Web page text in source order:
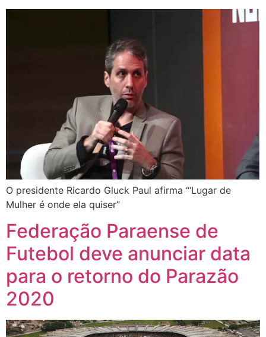
O presidente Ricardo Gluck Paul afirma “‘Lugar de
Mulher é onde ela quiser”
Federação Paraense de
Futebol deve anunciar data
para o retorno do Parazão
2020